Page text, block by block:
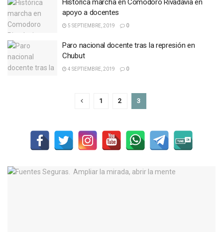
Histórica marcha en Comodoro Rivadavia en
apoyo a docentes
5 SEPTIEMBRE, 2019 0
Paro nacional docente tras la represión en
Chubut
4 SEPTIEMBRE, 2019 0
1 2 3